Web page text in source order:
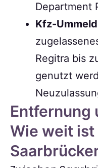
Department
Kfz-
Regitra bis
genutzt
Entfernung
Wie weit ist